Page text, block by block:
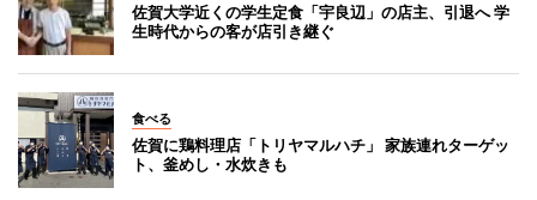
佐賀大学近くの学生定食「宇良辺」の店主、引退へ 学
生時代からの客が店引き継ぐ
食べる
佐賀に鶏料理店「トリヤマルハチ」 家族連れターゲッ
ト、釜めし・水炊きも